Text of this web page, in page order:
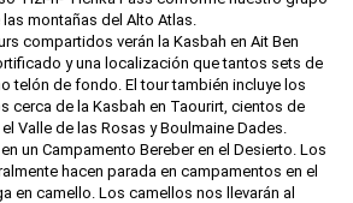
montañas del Alto Atlas.
compartidos verán la Kasbah en Ait Ben
y una localización que tantos sets de
telón de fondo. El tour también incluye los
cerca de la Kasbah en Taourirt, cientos de
Valle de las Rosas y Boulmaine Dades.
un Campamento Bereber en el Desierto. Los
hacen parada en campamentos en el
en camello. Los camellos nos llevarán al